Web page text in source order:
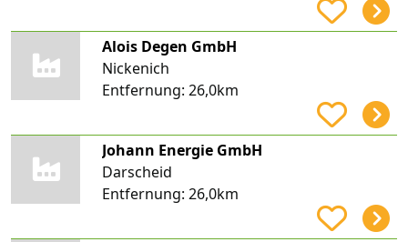
Alois Degen GmbH
Nickenich
Entfernung: 26,0km
Johann Energie GmbH
Darscheid
Entfernung: 26,0km